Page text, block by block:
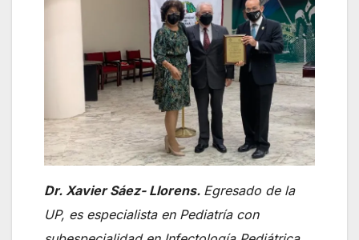
Dr. Xavier Sáez- Llorens. Egresado de la
UP, es especialista en Pediatría con